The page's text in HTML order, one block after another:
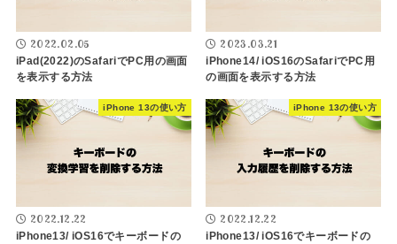
2022.02.05
iPad(2022)のSafariでPC用の画面
を表示する方法
2023.03.21
iPhone14/ iOS16のSafariでPC用
の画面を表示する方法
iPhone 13の使い方
2022.12.22
iPhone13/ iOS16でキーボードの
iPhone 13の使い方
2022.12.22
iPhone13/ iOS16でキーボードの